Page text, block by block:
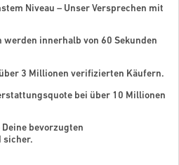
Niveau – Unser Versprechen mit
werden innerhalb von 60 Sekunden
3 Millionen verifizierten Käufern.
bei über 10 Millionen
bevorzugten
sicher.